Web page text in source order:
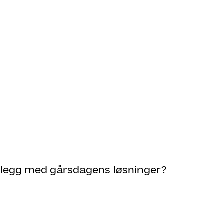
med gårsdagens løsninger?